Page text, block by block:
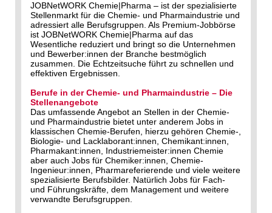
JOBNetWORK Chemie|Pharma – ist der spezialisierte
Stellenmarkt für die Chemie- und Pharmaindustrie und
adressiert alle Berufsgruppen. Als Premium-Jobbörse
ist JOBNetWORK Chemie|Pharma auf das
Wesentliche reduziert und bringt so die Unternehmen
und Bewerber:innen der Branche bestmöglich
zusammen. Die Echtzeitsuche führt zu schnellen und
effektiven Ergebnissen.
Berufe in der Chemie- und Pharmaindustrie – Die
Stellenangebote
Das umfassende Angebot an Stellen in der Chemie-
und Pharmaindustrie bietet unter anderem Jobs in
klassischen Chemie-Berufen, hierzu gehören Chemie-,
Biologie- und Lacklaborant:innen, Chemikant:innen,
Pharmakant:innen, Industriemeister:innen Chemie
aber auch Jobs für Chemiker:innen, Chemie-
Ingenieur:innen, Pharmareferierende und viele weitere
spezialisierte Berufsbilder. Natürlich Jobs für Fach-
und Führungskräfte, dem Management und weitere
verwandte Berufsgruppen.